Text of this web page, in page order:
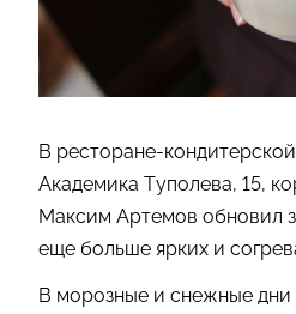
В ресторане-кондитерской
Академика Туполева, 15,
Максим Артемов обновил
еще больше ярких и
В морозные и снежные дни